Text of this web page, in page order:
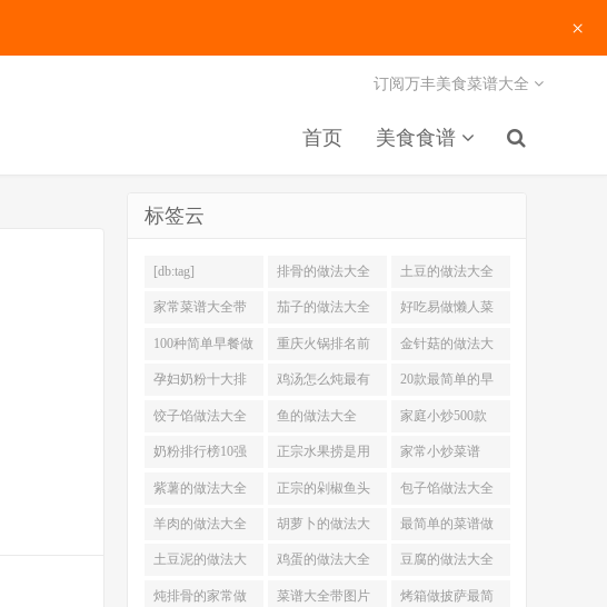
首页 美食食谱
订阅万丰美食菜谱大全
标签云
[db:tag] 排骨的做法大全 土豆的做法大全
家常菜谱大全带
图片
茄子的做法大全 好吃易做懒人菜
200例
100种简单早餐做
法大全
重庆火锅排名前
十强
金针菇的做法大
全
孕妇奶粉十大排
名
鸡汤怎么炖最有
营养
20款最简单的早
餐做法
饺子馅做法大全 鱼的做法大全 家庭小炒500款
奶粉排行榜10强 正宗水果捞是用
什么奶
家常小炒菜谱
1000大全
紫薯的做法大全 正宗的剁椒鱼头
的做法
包子馅做法大全
羊肉的做法大全 胡萝卜的做法大
全
最简单的菜谱做
法大全
土豆泥的做法大
全
鸡蛋的做法大全 豆腐的做法大全
炖排骨的家常做 菜谱大全带图片 烤箱做披萨最简
×